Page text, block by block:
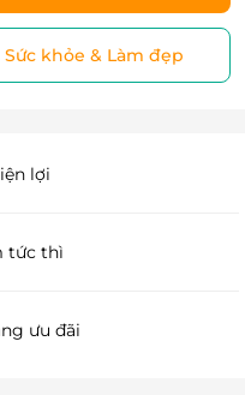
khỏe & Làm đẹp
lợi
tức thì
ưu đãi